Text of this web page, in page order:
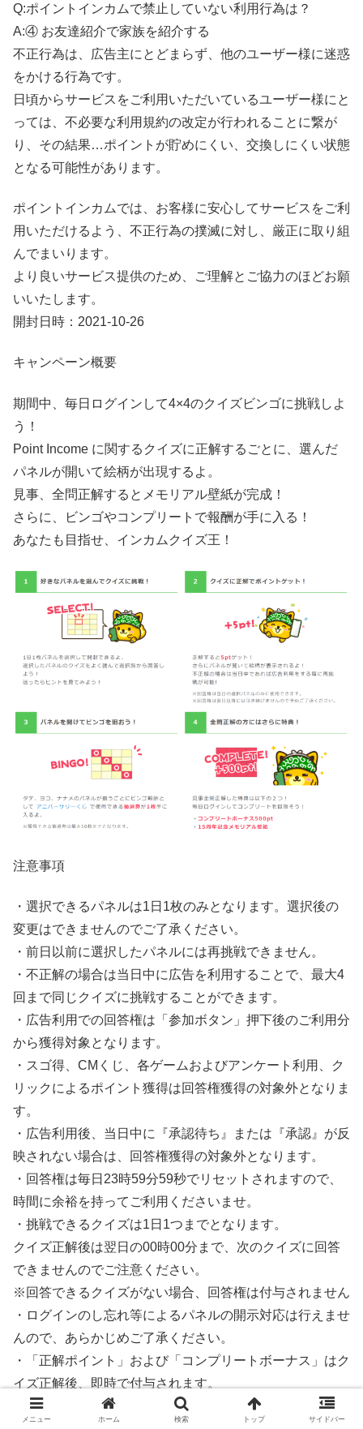
Q:ポイントインカムで禁止していない利用行為は？
A:④ お友達紹介で家族を紹介する
不正行為は、広告主にとどまらず、他のユーザー様に迷惑
をかける行為です。
日頃からサービスをご利用いただいているユーザー様にと
っては、不必要な利用規約の改定が行われることに繋が
り、その結果…ポイントが貯めにくい、交換しにくい状態
となる可能性があります。
ポイントインカムでは、お客様に安心してサービスをご利
用いただけるよう、不正行為の撲滅に対し、厳正に取り組
んでまいります。
より良いサービス提供のため、ご理解とご協力のほどお願
いいたします。
開封日時：2021-10-26
キャンペーン概要
期間中、毎日ログインして4×4のクイズビンゴに挑戦しよ
う！
Point Income に関するクイズに正解するごとに、選んだ
パネルが開いて絵柄が出現するよ。
見事、全問正解するとメモリアル壁紙が完成！
さらに、ビンゴやコンプリートで報酬が手に入る！
あなたも目指せ、インカムクイズ王！
注意事項
・選択できるパネルは1日1枚のみとなります。選択後の
変更はできませんのでご了承ください。
・前日以前に選択したパネルには再挑戦できません。
・不正解の場合は当日中に広告を利用することで、最大4
回まで同じクイズに挑戦することができます。
・広告利用での回答権は「参加ボタン」押下後のご利用分
から獲得対象となります。
・スゴ得、CMくじ、各ゲームおよびアンケート利用、ク
リックによるポイント獲得は回答権獲得の対象外となりま
す。
・広告利用後、当日中に『承認待ち』または『承認』が反
映されない場合は、回答権獲得の対象外となります。
・回答権は毎日23時59分59秒でリセットされますので、
時間に余裕を持ってご利用くださいませ。
・挑戦できるクイズは1日1つまでとなります。
クイズ正解後は翌日の00時00分まで、次のクイズに回答
できませんのでご注意ください。
※回答できるクイズがない場合、回答権は付与されません
・ログインのし忘れ等によるパネルの開示対応は行えませ
んので、あらかじめご了承ください。
・「正解ポイント」および「コンプリートボーナス」はク
イズ正解後、即時で付与されます。
・「正解ポイント」および「コンプリートボーナス」はポ
メニュー ホーム 検索 トップ サイドバー